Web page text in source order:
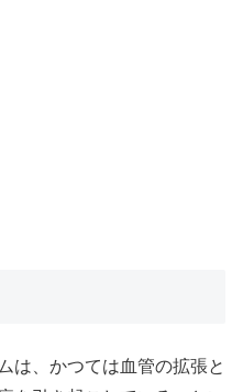
は、かつては血管の拡張と